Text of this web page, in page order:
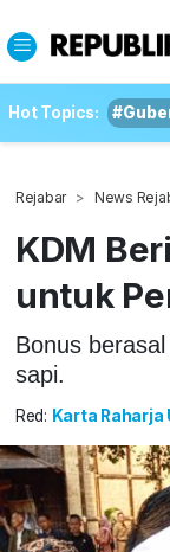
Hot Topics:
Rejabar News
KDM
untuk
Bonus
sapi.
Red: Karta Raharja